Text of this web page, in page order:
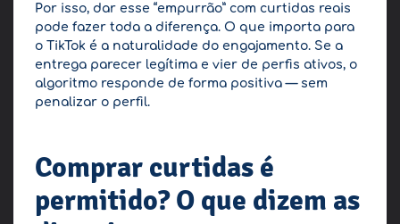
Por isso, dar esse “empurrão” com curtidas reais
pode fazer toda a diferença. O que importa para
o TikTok é a naturalidade do engajamento. Se a
entrega parecer legítima e vier de perfis ativos, o
algoritmo responde de forma positiva — sem
penalizar o perfil.
Comprar curtidas é
permitido? O que dizem as